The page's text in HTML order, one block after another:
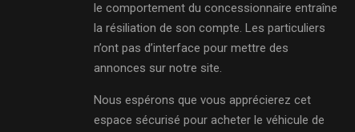
le comportement du concessionnaire entraîne
la résiliation de son compte. Les particuliers
n’ont pas d’interface pour mettre des
annonces sur notre site.
Nous espérons que vous apprécierez cet
espace sécurisé pour acheter le véhicule de